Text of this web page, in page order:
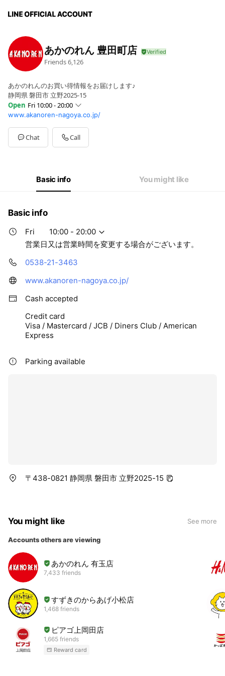
あかのれん 豊田町店
Friends6,126
あかのれんのお買い得情報をお届けします♪
静岡県 磐田市 立野2025-15
Open Fri 10:00 - 20:00
Sun10:00 - 20:00
Mon10:00 - 20:00
Tue10:00 - 20:00
Wed10:00 - 20:00
10:00 - 20:00
営業日又は営業時間を変更する場合がございます。
www.akanoren-nagoya.co.jp/
Chat Call
Basic info You might like
Basic info
Fri
10:00 - 20:00
営業日又は営業時間を変更する場合がございます。
0538-21-3463
www.akanoren-nagoya.co.jp/
Cash accepted
Credit card
Visa / Mastercard / JCB / Diners Club / American
Express
Parking available
〒438-0821 静岡県 磐田市 立野2025-15
You might like See more
Accounts others are viewing
あかのれん 有玉店
7,433 friends
すずきのからあげ小松店
1,468 friends
ピアゴ上岡田店
1,665 friends
Reward card